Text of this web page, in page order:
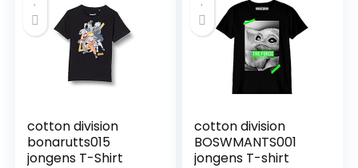
cotton division
bonarutts015
jongens T-Shirt
cotton division
BOSWMANTS001
jongens T-shirt